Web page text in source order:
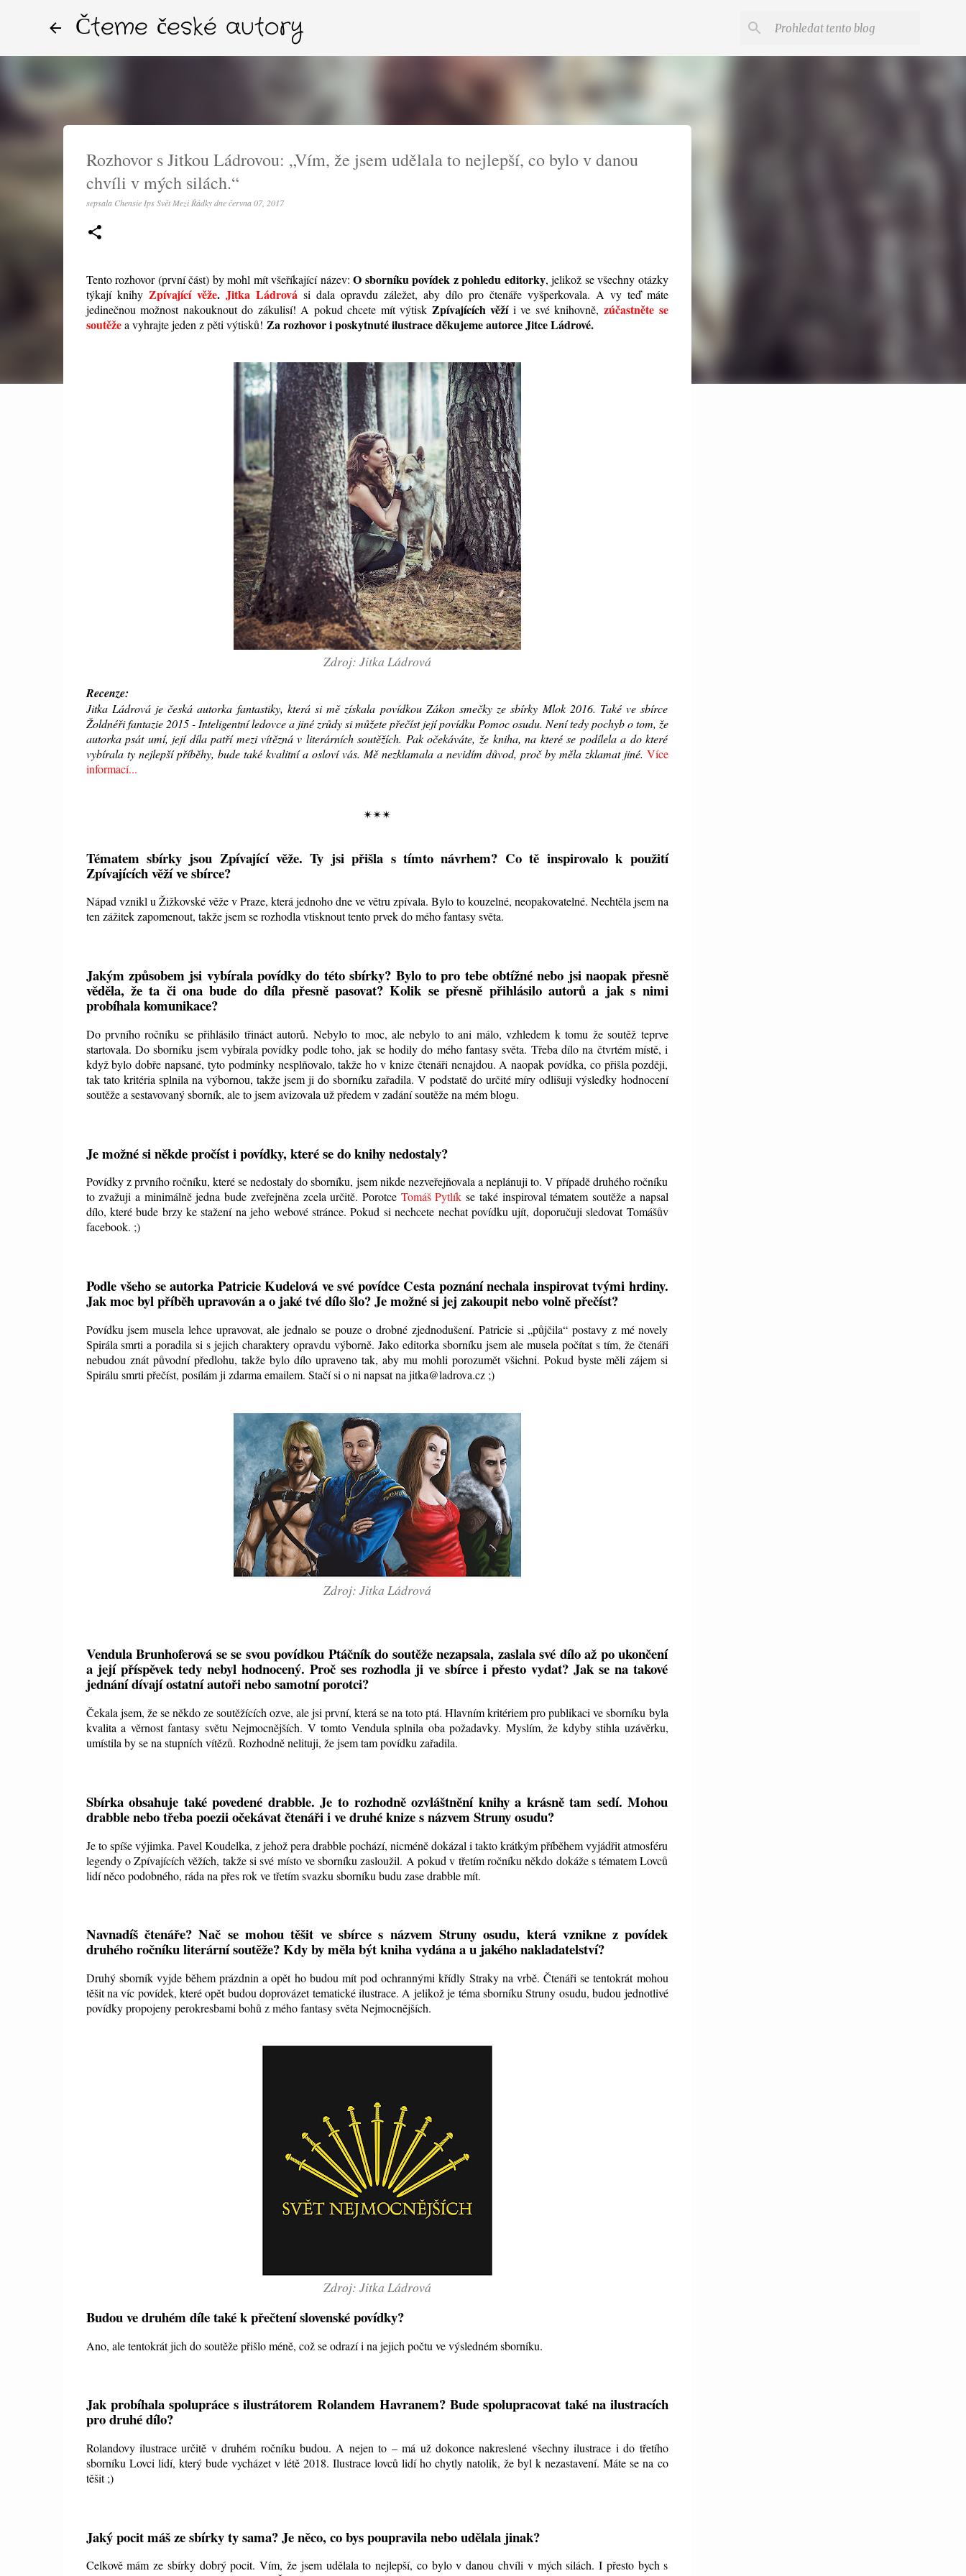
Čteme české autory
Rozhovor s Jitkou Ládrovou: „Vím, že jsem udělala to nejlepší, co bylo v danou
chvíli v mých silách.“
sepsala Chensie Ips Svět Mezi Řádky dnečervna 07, 2017
Tento rozhovor (první část) by mohl mít všeříkající název: O sborníku povídek z pohledu editorky, jelikož se všechny otázky
týkají knihy Zpívající věže. Jitka Ládrová si dala opravdu záležet, aby dílo pro čtenáře vyšperkovala. A vy teď máte
jedinečnou možnost nakouknout do zákulisí! A pokud chcete mít výtisk Zpívajících věžíi ve své knihovně, zúčastněte se
soutěže a vyhrajte jeden z pěti výtisků! Za rozhovor i poskytnuté ilustrace děkujeme autorce Jitce Ládrové.
Zdroj: Jitka Ládrová
Recenze:
Jitka Ládrová je česká autorka fantastiky, která si mě získala povídkou Zákon smečky ze sbírky Mlok 2016. Také ve sbírce
Žoldnéři fantazie 2015 - Inteligentní ledovce a jiné zrůdy si můžete přečíst její povídku Pomoc osudu. Není tedy pochyb o tom, že
autorka psát umí, její díla patří mezi vítězná v literárních soutěžích. Pak očekáváte, že kniha, na které se podílela a do které
vybírala ty nejlepší příběhy, bude také kvalitní a osloví vás. Mě nezklamala a nevidím důvod, proč by měla zklamat jiné. Více
informací...
✴✴✴
Tématem sbírky jsou Zpívající věže. Ty jsi přišla s tímto návrhem? Co tě inspirovalo k použití
Zpívajících věží ve sbírce?
Nápad vznikl u Žižkovské věže v Praze, která jednoho dne ve větru zpívala. Bylo to kouzelné, neopakovatelné. Nechtěla jsem na
ten zážitek zapomenout, takže jsem se rozhodla vtisknout tento prvek do mého fantasy světa.
Jakým způsobem jsi vybírala povídky do této sbírky? Bylo to pro tebe obtížné nebo jsi naopak přesně
věděla, že ta či ona bude do díla přesně pasovat? Kolik se přesně přihlásilo autorů a jak s nimi
probíhala komunikace?
Do prvního ročníku se přihlásilo třináct autorů. Nebylo to moc, ale nebylo to ani málo, vzhledem k tomu že soutěž teprve
startovala. Do sborníku jsem vybírala povídky podle toho, jak se hodily do mého fantasy světa. Třeba dílo na čtvrtém místě, i
když bylo dobře napsané, tyto podmínky nesplňovalo, takže ho v knize čtenáři nenajdou. A naopak povídka, co přišla později,
tak tato kritéria splnila na výbornou, takže jsem ji do sborníku zařadila. V podstatě do určité míry odlišuji výsledky hodnocení
soutěže a sestavovaný sborník, ale to jsem avizovala už předem v zadání soutěže na mém blogu.
Je možné si někde pročíst i povídky, které se do knihy nedostaly?
Povídky z prvního ročníku, které se nedostaly do sborníku, jsem nikde nezveřejňovala a neplánuji to. V případě druhého ročníku
to zvažuji a minimálně jedna bude zveřejněna zcela určitě. Porotce Tomáš Pytlík se také inspiroval tématem soutěže a napsal
dílo, které bude brzy ke stažení na jeho webové stránce. Pokud si nechcete nechat povídku ujít, doporučuji sledovat Tomášův
facebook. ;)
Podle všeho se autorka Patricie Kudelová ve své povídce Cesta poznání nechala inspirovat tvými hrdiny.
Jak moc byl příběh upravován a o jaké tvé dílo šlo? Je možné si jej zakoupit nebo volně přečíst?
Povídku jsem musela lehce upravovat, ale jednalo se pouze o drobné zjednodušení. Patricie si „půjčila“ postavy z mé novely
Spirála smrti a poradila si s jejich charaktery opravdu výborně. Jako editorka sborníku jsem ale musela počítat s tím, že čtenáři
nebudou znát původní předlohu, takže bylo dílo upraveno tak, aby mu mohli porozumět všichni. Pokud byste měli zájem si
Spirálu smrti přečíst, posílám ji zdarma emailem. Stačí si o ni napsat na jitka@ladrova.cz ;)
Zdroj: Jitka Ládrová
Vendula Brunhoferová se se svou povídkou Ptáčník do soutěže nezapsala, zaslala své dílo až po ukončení
a její příspěvek tedy nebyl hodnocený. Proč ses rozhodla ji ve sbírce i přesto vydat? Jak se na takové
jednání dívají ostatní autoři nebo samotní porotci?
Čekala jsem, že se někdo ze soutěžících ozve, ale jsi první, která se na toto ptá. Hlavním kritériem pro publikaci ve sborníku byla
kvalita a věrnost fantasy světu Nejmocnějších. V tomto Vendula splnila oba požadavky. Myslím, že kdyby stihla uzávěrku,
umístila by se na stupních vítězů. Rozhodně nelituji, že jsem tam povídku zařadila.
Sbírka obsahuje také povedené drabble. Je to rozhodně ozvláštnění knihy a krásně tam sedí. Mohou
drabble nebo třeba poezii očekávat čtenáři i ve druhé knize s názvem Struny osudu?
Je to spíše výjimka. Pavel Koudelka, z jehož pera drabble pochází, nicméně dokázal i takto krátkým příběhem vyjádřit atmosféru
legendy o Zpívajících věžích, takže si své místo ve sborníku zasloužil. A pokud v třetím ročníku někdo dokáže s tématem Lovců
lidí něco podobného, ráda na přes rok ve třetím svazku sborníku budu zase drabble mít.
Navnadíš čtenáře? Nač se mohou těšit ve sbírce s názvem Struny osudu, která vznikne z povídek
druhého ročníku literární soutěže? Kdy by měla být kniha vydána a u jakého nakladatelství?
Druhý sborník vyjde během prázdnin a opět ho budou mít pod ochrannými křídly Straky na vrbě. Čtenáři se tentokrát mohou
těšit na víc povídek, které opět budou doprovázet tematické ilustrace. A jelikož je téma sborníku Struny osudu, budou jednotlivé
povídky propojeny perokresbami bohů z mého fantasy světa Nejmocnějších.
Zdroj: Jitka Ládrová
Budou ve druhém díle také k přečtení slovenské povídky?
Ano, ale tentokrát jich do soutěže přišlo méně, což se odrazí i na jejich počtu ve výsledném sborníku.
Jak probíhala spolupráce s ilustrátorem Rolandem Havranem? Bude spolupracovat také na ilustracích
pro druhé dílo?
Rolandovy ilustrace určitě v druhém ročníku budou. A nejen to – má už dokonce nakreslené všechny ilustrace i do třetího
sborníku Lovci lidí, který bude vycházet v létě 2018. Ilustrace lovců lidí ho chytly natolik, že byl k nezastavení. Máte se na co
těšit ;)
Jaký pocit máš ze sbírky ty sama? Je něco, co bys poupravila nebo udělala jinak?
Celkově mám ze sbírky dobrý pocit. Vím, že jsem udělala to nejlepší, co bylo v danou chvíli v mých silách. I přesto bych s